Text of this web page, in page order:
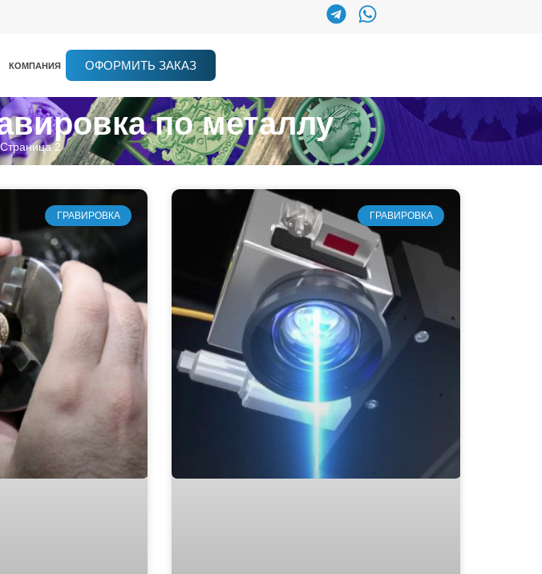
КОМПАНИЯ ОФОРМИТЬ ЗАКАЗ
по металлу
Страница 2
ГРАВИРОВКА ГРАВИРОВКА